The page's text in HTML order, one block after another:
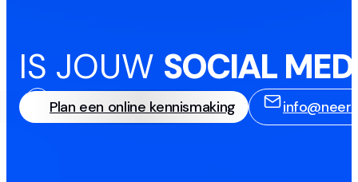
IS JOUW SOCIAL
Plan een online kennismaking